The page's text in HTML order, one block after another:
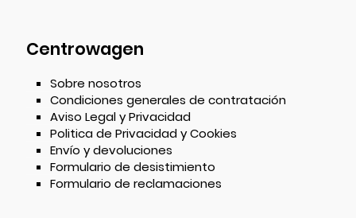
Centrowagen
Sobre nosotros
Condiciones generales de contratación
Aviso Legal y Privacidad
Politica de Privacidad y Cookies
Envío y devoluciones
Formulario de desistimiento
Formulario de reclamaciones